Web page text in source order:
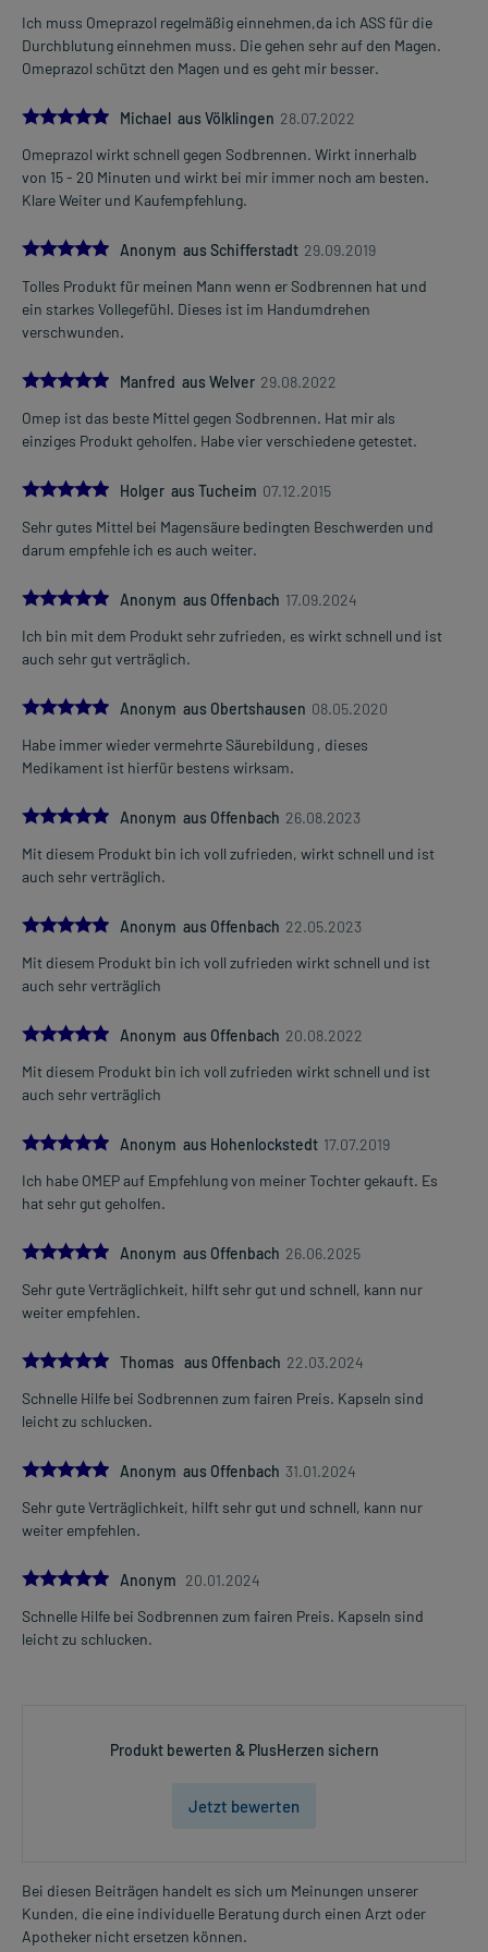
Ich muss Omeprazol regelmäßig einnehmen,da ich ASS für die
Durchblutung einnehmen muss. Die gehen sehr auf den Magen.
Omeprazol schützt den Magen und es geht mir besser.
5.0
Michael aus Völklingen 28.07.2022
Omeprazol wirkt schnell gegen Sodbrennen. Wirkt innerhalb
von 15 - 20 Minuten und wirkt bei mir immer noch am besten.
Klare Weiter und Kaufempfehlung.
5.0Anonym aus Schifferstadt 29.09.2019
Tolles Produkt für meinen Mann wenn er Sodbrennen hat und
ein starkes Vollegefühl. Dieses ist im Handumdrehen
verschwunden.
5.0
Manfred aus Welver 29.08.2022
Omep ist das beste Mittel gegen Sodbrennen. Hat mir als
einziges Produkt geholfen. Habe vier verschiedene getestet.
5.0
Holger aus Tucheim 07.12.2015
Sehr gutes Mittel bei Magensäure bedingten Beschwerden und
darum empfehle ich es auch weiter.
5.0Anonym aus Offenbach 17.09.2024
Ich bin mit dem Produkt sehr zufrieden, es wirkt schnell und ist
auch sehr gut verträglich.
5.0Anonym aus Obertshausen 08.05.2020
Habe immer wieder vermehrte Säurebildung , dieses
Medikament ist hierfür bestens wirksam.
5.0Anonym aus Offenbach 26.08.2023
Mit diesem Produkt bin ich voll zufrieden, wirkt schnell und ist
auch sehr verträglich.
5.0Anonym aus Offenbach 22.05.2023
Mit diesem Produkt bin ich voll zufrieden wirkt schnell und ist
auch sehr verträglich
5.0Anonym aus Offenbach 20.08.2022
Mit diesem Produkt bin ich voll zufrieden wirkt schnell und ist
auch sehr verträglich
5.0Anonym aus Hohenlockstedt 17.07.2019
Ich habe OMEP auf Empfehlung von meiner Tochter gekauft. Es
hat sehr gut geholfen.
5.0Anonym aus Offenbach 26.06.2025
Sehr gute Verträglichkeit, hilft sehr gut und schnell, kann nur
weiter empfehlen.
5.0
Thomas aus Offenbach 22.03.2024
Schnelle Hilfe bei Sodbrennen zum fairen Preis. Kapseln sind
leicht zu schlucken.
5.0Anonym aus Offenbach 31.01.2024
Sehr gute Verträglichkeit, hilft sehr gut und schnell, kann nur
weiter empfehlen.
5.0Anonym 20.01.2024
Schnelle Hilfe bei Sodbrennen zum fairen Preis. Kapseln sind
leicht zu schlucken.
Produkt bewerten & PlusHerzen sichern
Jetzt bewerten
Bei diesen Beiträgen handelt es sich um Meinungen unserer
Kunden, die eine individuelle Beratung durch einen Arzt oder
Apotheker nicht ersetzen können.